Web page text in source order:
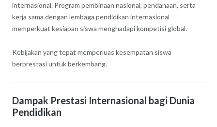
internasional. Program pembinaan nasional, pendanaan, serta
kerja sama dengan lembaga pendidikan internasional
memperkuat kesiapan siswa menghadapi kompetisi global.
Kebijakan yang tepat memperluas kesempatan siswa
berprestasi untuk berkembang.
Dampak Prestasi Internasional bagi Dunia
Pendidikan